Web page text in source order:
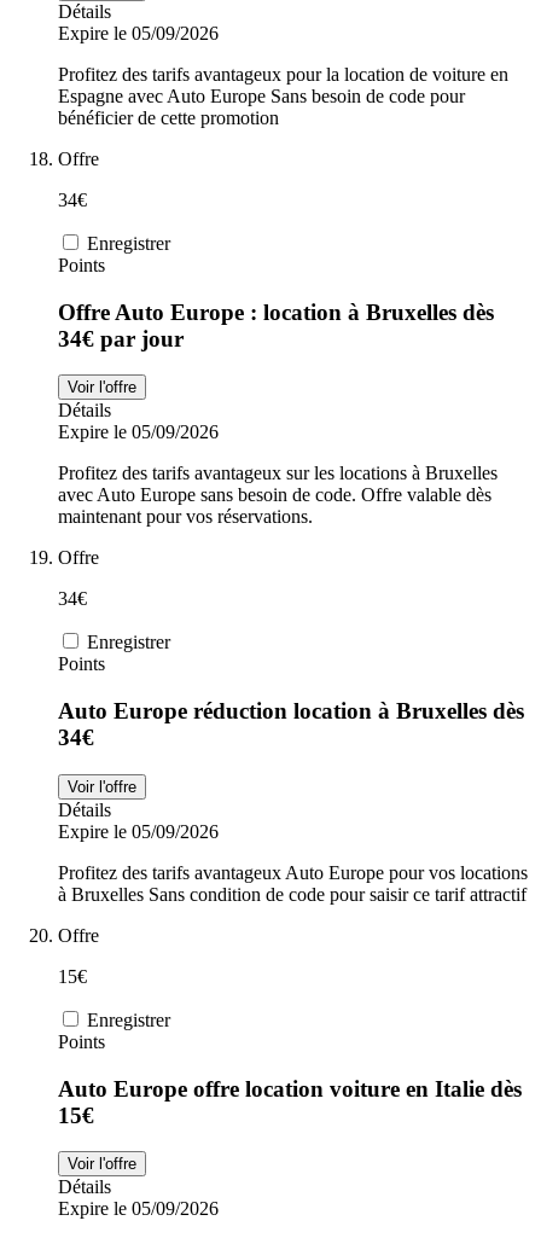
Détails
Expire le 05/09/2026
Profitez des tarifs avantageux pour la location de voiture en
Espagne avec Auto Europe Sans besoin de code pour
bénéficier de cette promotion
Offre
34€
Enregistrer
Points
Offre Auto Europe : location à Bruxelles dès
34€ par jour
Voir l'offre
Détails
Expire le 05/09/2026
Profitez des tarifs avantageux sur les locations à Bruxelles
avec Auto Europe sans besoin de code. Offre valable dès
maintenant pour vos réservations.
Offre
34€
Enregistrer
Points
Auto Europe réduction location à Bruxelles dès
34€
Voir l'offre
Détails
Expire le 05/09/2026
Profitez des tarifs avantageux Auto Europe pour vos locations
à Bruxelles Sans condition de code pour saisir ce tarif attractif
Offre
15€
Enregistrer
Points
Auto Europe offre location voiture en Italie dès
15€
Voir l'offre
Détails
Expire le 05/09/2026